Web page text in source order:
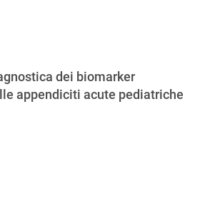
dei biomarker
appendiciti acute pediatriche